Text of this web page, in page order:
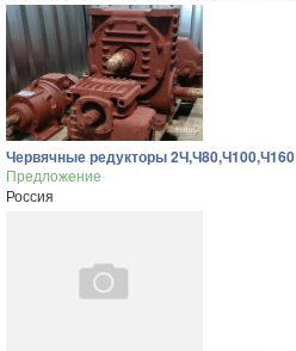
Червячные редукторы 2Ч,Ч80,Ч100,Ч160
Предложение
Россия